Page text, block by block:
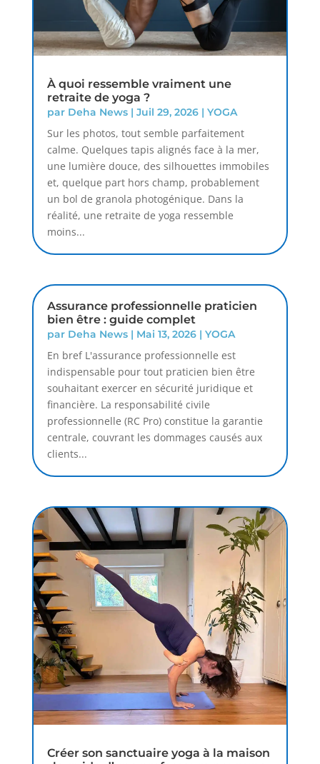
À quoi ressemble vraiment une
retraite de yoga ?
par Deha News| Juil 29, 2026| YOGA
Sur les photos, tout semble parfaitement
calme. Quelques tapis alignés face à la mer,
une lumière douce, des silhouettes immobiles
et, quelque part hors champ, probablement
un bol de granola photogénique. Dans la
réalité, une retraite de yoga ressemble
moins...
Assurance professionnelle praticien
bien être : guide complet
par Deha News| Mai 13, 2026| YOGA
En bref L'assurance professionnelle est
indispensable pour tout praticien bien être
souhaitant exercer en sécurité juridique et
financière. La responsabilité civile
professionnelle (RC Pro) constitue la garantie
centrale, couvrant les dommages causés aux
clients...
Créer son sanctuaire yoga à la maison